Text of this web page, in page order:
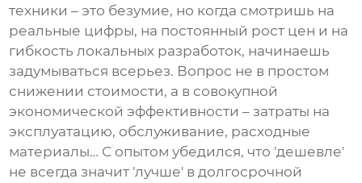
техники – это безумие, но когда смотришь на
реальные цифры, на постоянный рост цен и на
гибкость локальных разработок, начинаешь
задумываться всерьез. Вопрос не в простом
снижении стоимости, а в совокупной
экономической эффективности – затраты на
эксплуатацию, обслуживание, расходные
материалы… С опытом убедился, что 'дешевле'
не всегда значит 'лучше' в долгосрочной